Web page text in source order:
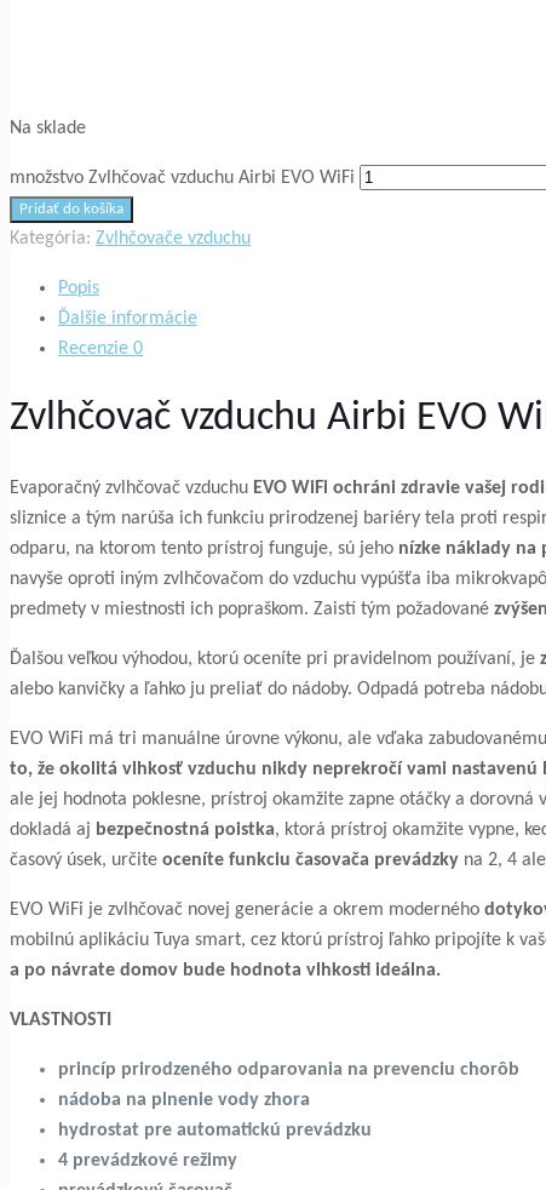
Na sklade
množstvo Zvlhčovač vzduchu Airbi EVO WiFi
Pridať do košíka
Kategória: Zvlhčovače vzduchu
Popis
Ďalšie informácie
Recenzie 0
Zvlhčovač vzduchu Airbi EVO
Evaporačný zvlhčovač vzduchu EVO WiFi ochráni zdravie vašej
sliznice a tým narúša ich funkciu prirodzenej bariéry tela proti
odparu, na ktorom tento prístroj funguje, sú jeho nízke náklady na
navyše oproti iným zvlhčovačom do vzduchu vypúšťa iba
predmety v miestnosti ich popraškom. Zaistí tým požadované
Ďalšou veľkou výhodou, ktorú oceníte pri pravidelnom používaní, je
alebo kanvičky a ľahko ju preliať do nádoby. Odpadá potreba
EVO WiFi má tri manuálne úrovne výkonu, ale vďaka
to, že okolitá vlhkosť vzduchu nikdy neprekročí vami nastavenú
ale jej hodnota poklesne, prístroj okamžite zapne otáčky a dorovná
dokladá aj bezpečnostná poistka, ktorá prístroj okamžite vypne,
časový úsek, určite oceníte funkciu časovača prevádzky na 2, 4
EVO WiFi je zvlhčovač novej generácie a okrem moderného
mobilnú aplikáciu Tuya smart, cez ktorú prístroj ľahko pripojíte k
a po návrate domov bude hodnota vlhkosti ideálna.
VLASTNOSTI
princíp prirodzeného odparovania na prevenciu chorôb
nádoba na plnenie vody zhora
hydrostat pre automatickú prevádzku
4 prevádzkové režimy